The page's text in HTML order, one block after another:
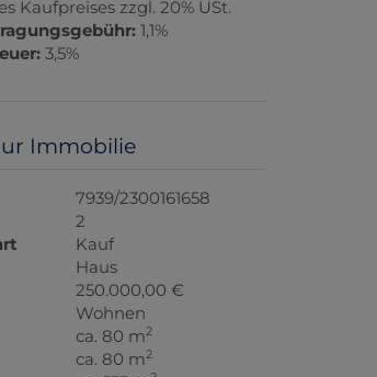
Kaufpreises zzgl. 20% USt.
1,1%
3,5%
Immobilie
7939/2300161658
2
Kauf
Haus
250.000,00 €
Wohnen
ca. 80 m2
ca. 80 m2